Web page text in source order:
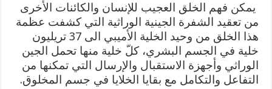
يمكن فهم الخلق العجيب للإنسان والكائنات الأخرى
من تعقيد الشفرة الجينية الوراثية التي كشفت عظمة
هذا الخلق من وحيد الخلية الأميبي الى 37 تريليون
خلية في الجسم البشري، كلّ خلية منها تحمل الجين
الوراثي وأجهزة الاستقبال والإرسال التي تمكنها من
التفاعل والتكامل مع بقايا الخلايا في جسم المخلوق.